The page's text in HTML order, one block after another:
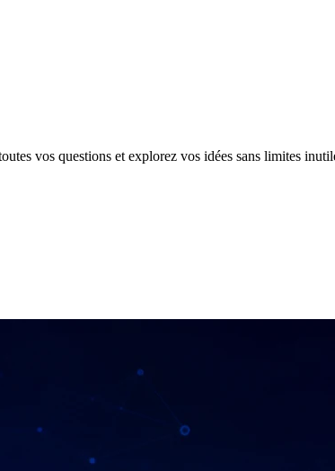
vos questions et explorez vos idées sans limites